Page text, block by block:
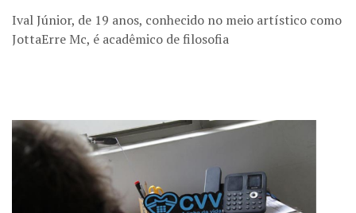
Ival Júnior, de 19 anos, conhecido no meio artístico como
JottaErre Mc, é acadêmico de filosofia